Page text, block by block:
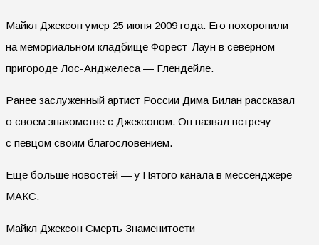
Майкл Джексон умер 25 июня 2009 года. Его похоронили
на мемориальном кладбище Форест-Лаун в северном
пригороде Лос-Анджелеса — Глендейле.
Ранее заслуженный артист России Дима Билан рассказал
о своем знакомстве с Джексоном. Он назвал встречу
с певцом своим благословением.
Еще больше новостей — у Пятого канала в мессенджере
МАКС.
Майкл Джексон Смерть Знаменитости